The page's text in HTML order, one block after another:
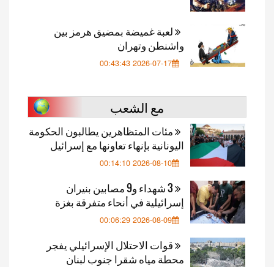
لعبة غميضة بمضيق هرمز بين
واشنطن وتهران
2026-07-17 00:43:43
مع الشعب
مئات المتظاهرين يطالبون الحكومة
اليونانية بإنهاء تعاونها مع إسرائيل
2026-08-10 00:14:10
3 شهداء و9 مصابين بنيران
إسرائيلية في أنحاء متفرقة بغزة
2026-08-09 00:06:29
قوات الاحتلال الإسرائيلي يفجر
محطة مياه شقرا جنوب لبنان